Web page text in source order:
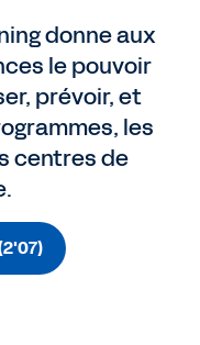
donne aux
le pouvoir
prévoir, et
les
centres de